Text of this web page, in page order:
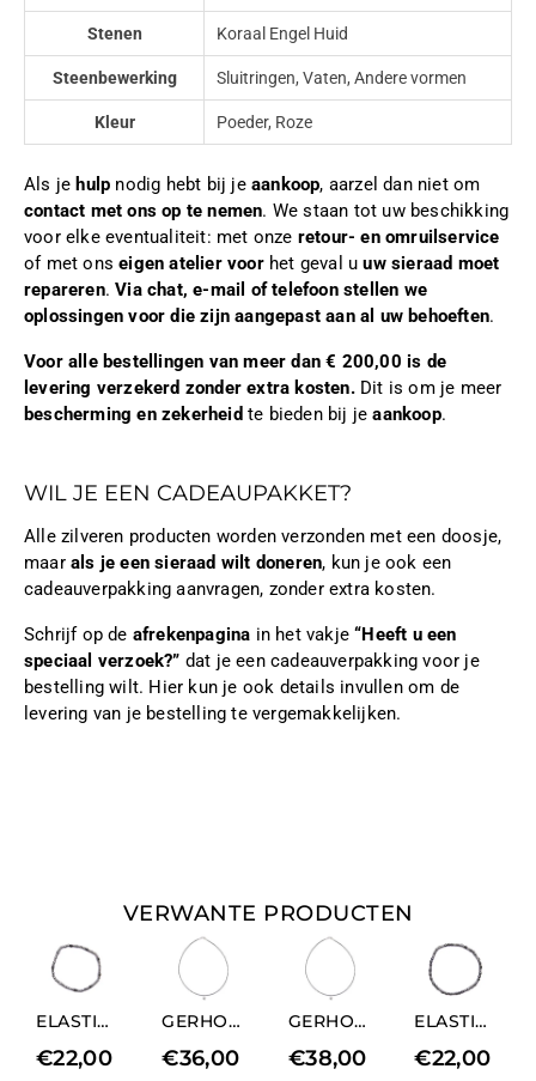
Stenen Koraal Engel Huid
Steenbewerking Sluitringen, Vaten, Andere vormen
Kleur Poeder, Roze
Als je hulp nodig hebt bij jeaankoop, aarzel dan niet om
contact met ons op te nemen. We staan tot uw beschikking
voor elke eventualiteit: met onze retour- en omruilservice
of met onseigen atelier voorhet geval uuw sieraad moet
repareren.Via chat, e-mail of telefoon stellen we
oplossingen voor die zijn aangepast aan al uw behoeften.
Voor alle bestellingen van meer dan € 200,00 is de
levering verzekerd zonder extra kosten.Dit is om je meer
bescherming en zekerheid te bieden bij jeaankoop.
WIL JE EEN CADEAUPAKKET?
Alle zilveren producten worden verzonden met een doosje,
maar als je een sieraad wilt doneren, kun je ook een
cadeauverpakking aanvragen, zonder extra kosten.
Schrijf op de afrekenpagina in het vakje“Heeft u een
speciaal verzoek?” dat je een cadeauverpakking voor je
bestelling wilt. Hier kun je ook details invullen om de
levering van je bestelling te vergemakkelijken.
VERWANTE PRODUCTEN
ELASTISCHE HERENARMBAND IN GERHODINEERD EN NATUURLIJK HEMATIET
€22,00
GERHODINEERD HEMATIET KETTING MET MEDIUM HART BEDELS ELEMENT
€36,00
GERHODINEERD HEMATIET COLLIER MET LANGE HARTBEDELS
€38,00
ELASTISCHE HERENARMBAND IN GERHODINEERD EN NATUURLIJK HEMATIET
€22,00